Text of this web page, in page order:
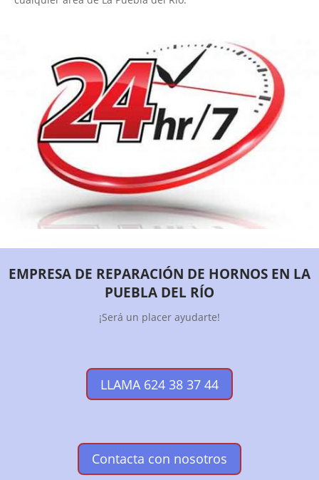
EMPRESA DE REPARACIÓN DE HORNOS EN LA
PUEBLA DEL RÍO
¡Será un placer ayudarte!
LLAMA 624 38 37 44
Contacta con nosotros